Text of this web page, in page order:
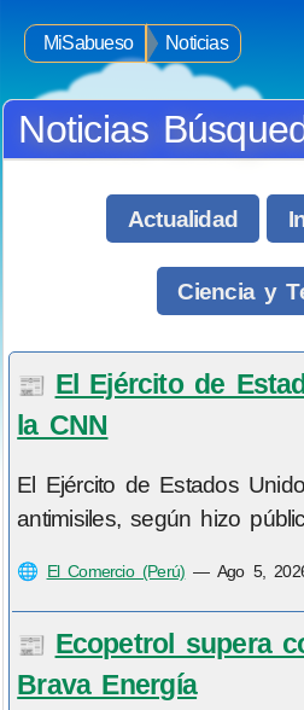
MiSabueso Noticias
Noticias
Actualidad
Ciencia y
📰 El Ejército de
la CNN
El Ejército de Estados
antimisiles, según hizo
🌐 El Comercio (Perú) — Ago 5,
📰 Ecopetrol supera
Brava Energía